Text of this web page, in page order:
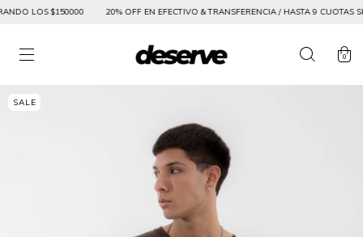
LOS $150000 20% OFF EN EFECTIVO & TRANSFERENCIA / HASTA 9 CUOTAS
0